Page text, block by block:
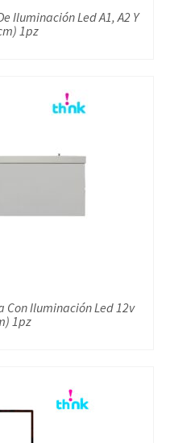
Iluminación Led A1, A2 Y
1pz
Con Iluminación Led 12v
1pz